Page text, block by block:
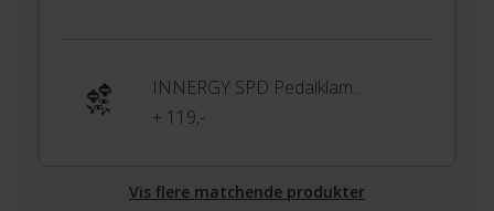
INNERGY SPD Pedalklamper
+ 119,-
Vis flere matchende produkter